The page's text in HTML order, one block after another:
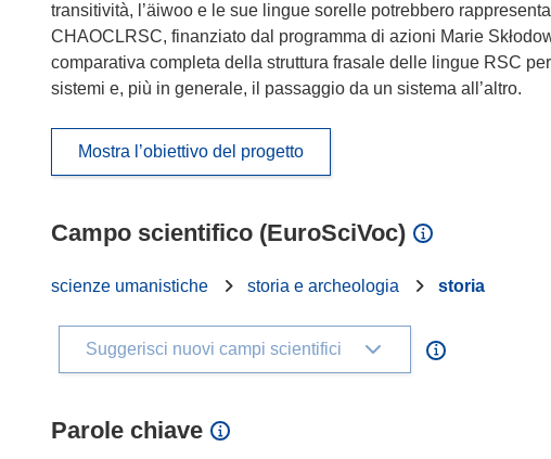
transitività, l’äiwoo e le sue lingue sorelle potrebbero
CHAOCLRSC, finanziato dal programma di azioni Marie
comparativa completa della struttura frasale delle lingue RSC
sistemi e, più in generale, il passaggio da un sistema all’altro.
Mostra l’obiettivo del progetto
Campo scientifico (EuroSciVoc)
scienze umanistiche storia e archeologia storia
Suggerisci nuovi campi scientifici
Parole chiave